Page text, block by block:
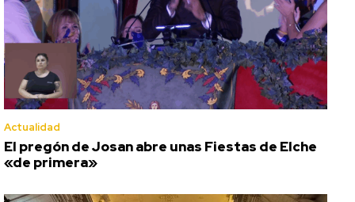
Actualidad
El pregón de Josan abre unas Fiestas de Elche
«de primera»